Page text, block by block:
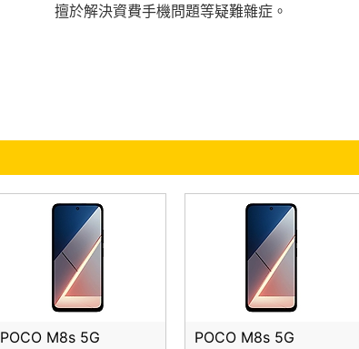
擅於解決資費手機問題等疑難雜症。
POCO M8s 5G
POCO M8s 5G